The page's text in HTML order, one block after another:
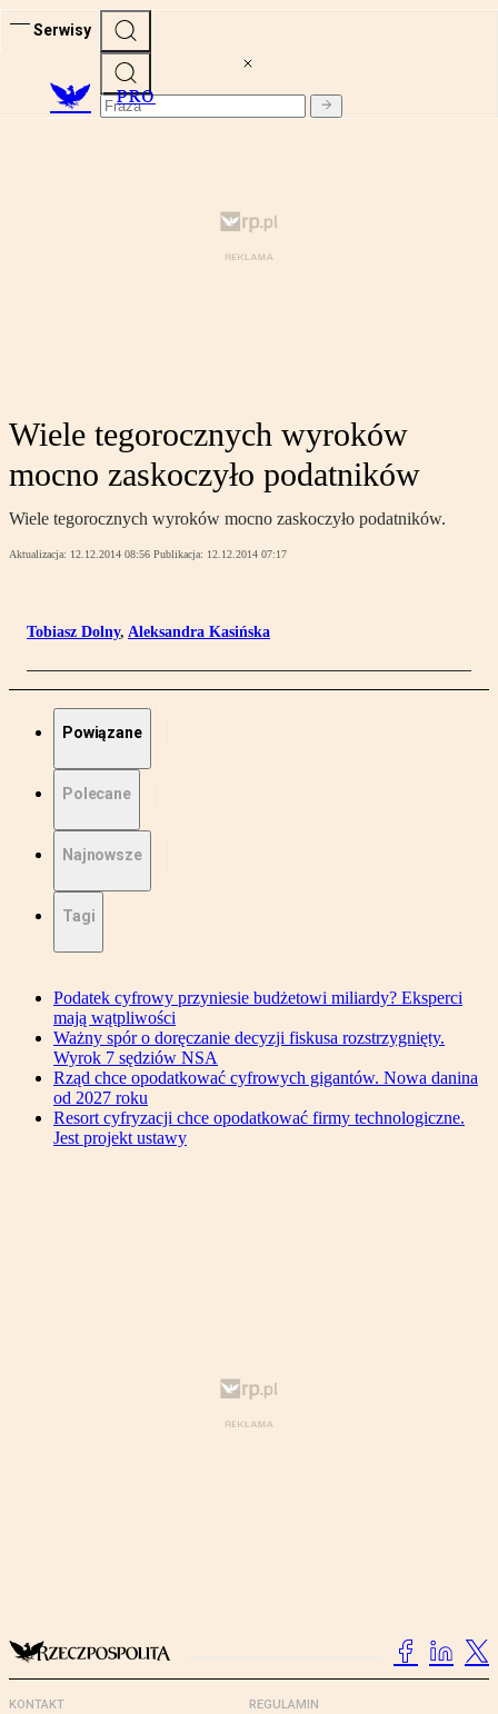
Serwisy
PRO
Wiele tegorocznych wyroków
mocno zaskoczyło podatników
Wiele tegorocznych wyroków mocno zaskoczyło podatników.
Aktualizacja: 12.12.2014 08:56 Publikacja: 12.12.2014 07:17
Tobiasz Dolny, Aleksandra Kasińska
Powiązane
Polecane
Najnowsze
Tagi
Podatek cyfrowy przyniesie budżetowi miliardy? Eksperci
mają wątpliwości
Ważny spór o doręczanie decyzji fiskusa rozstrzygnięty.
Wyrok 7 sędziów NSA
Rząd chce opodatkować cyfrowych gigantów. Nowa danina
od 2027 roku
Resort cyfryzacji chce opodatkować firmy technologiczne.
Jest projekt ustawy
KONTAKT REGULAMIN